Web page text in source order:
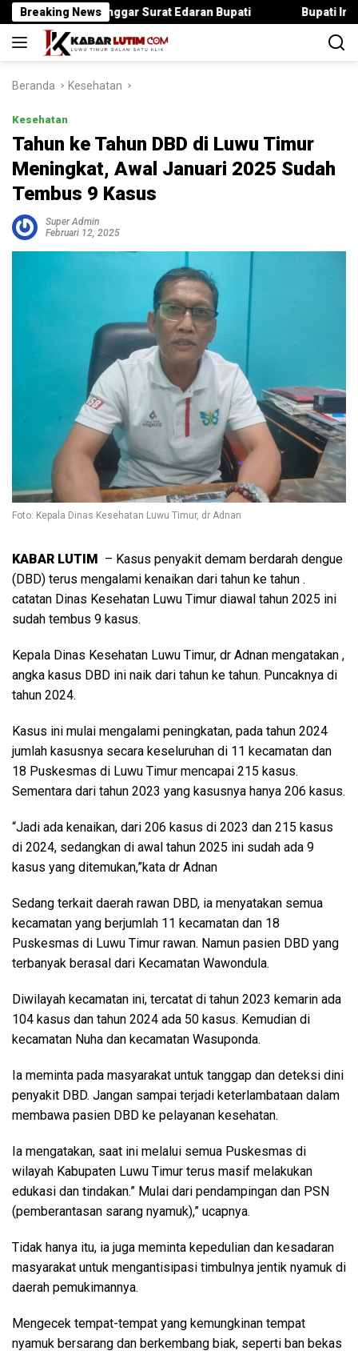
Langsung
ke
konten
Breaking News
Langgar Surat Edaran Bupati Bupati Irwan Serahkan
Beranda Kesehatan
Kesehatan
Tahun ke Tahun DBD di Luwu Timur
Meningkat, Awal Januari 2025 Sudah
Tembus 9 Kasus
Super Admin
Februari 12, 2025
Foto: Kepala Dinas Kesehatan Luwu Timur, dr Adnan
KABAR LUTIM
– Kasus penyakit demam berdarah dengue
(DBD) terus mengalami kenaikan dari tahun ke tahun .
catatan Dinas Kesehatan Luwu Timur diawal tahun 2025 ini
sudah tembus 9 kasus.
Kepala Dinas Kesehatan Luwu Timur, dr Adnan mengatakan ,
angka kasus DBD ini naik dari tahun ke tahun. Puncaknya di
tahun 2024.
Kasus ini mulai mengalami peningkatan, pada tahun 2024
jumlah kasusnya secara keseluruhan di 11 kecamatan dan
18 Puskesmas di Luwu Timur mencapai 215 kasus.
Sementara dari tahun 2023 yang kasusnya hanya 206 kasus.
“Jadi ada kenaikan, dari 206 kasus di 2023 dan 215 kasus
di 2024, sedangkan di awal tahun 2025 ini sudah ada 9
kasus yang ditemukan,”kata dr Adnan
Sedang terkait daerah rawan DBD, ia menyatakan semua
kecamatan yang berjumlah 11 kecamatan dan 18
Puskesmas di Luwu Timur rawan. Namun pasien DBD yang
terbanyak berasal dari Kecamatan Wawondula.
Diwilayah kecamatan ini, tercatat di tahun 2023 kemarin ada
104 kasus dan tahun 2024 ada 50 kasus. Kemudian di
kecamatan Nuha dan kecamatan Wasuponda.
Ia meminta pada masyarakat untuk tanggap dan deteksi dini
penyakit DBD. Jangan sampai terjadi keterlambataan dalam
membawa pasien DBD ke pelayanan kesehatan.
Ia mengatakan, saat ini melalui semua Puskesmas di
wilayah Kabupaten Luwu Timur terus masif melakukan
edukasi dan tindakan.” Mulai dari pendampingan dan PSN
(pemberantasan sarang nyamuk),” ucapnya.
Tidak hanya itu, ia juga meminta kepedulian dan kesadaran
masyarakat untuk mengantisipasi timbulnya jentik nyamuk di
daerah pemukimannya.
Mengecek tempat-tempat yang kemungkinan tempat
nyamuk bersarang dan berkembang biak, seperti ban bekas